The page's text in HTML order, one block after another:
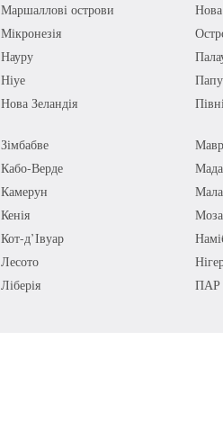
Маршаллові острови
Мікронезія
Науру
Ніуе
Нова Зеландія
Зімбабве
Кабо-Верде
Камерун
Кенія
Кот-д’Івуар
Лесото
Ліберія
ПАР